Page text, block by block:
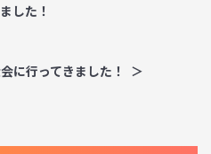
した！
に行ってきました！